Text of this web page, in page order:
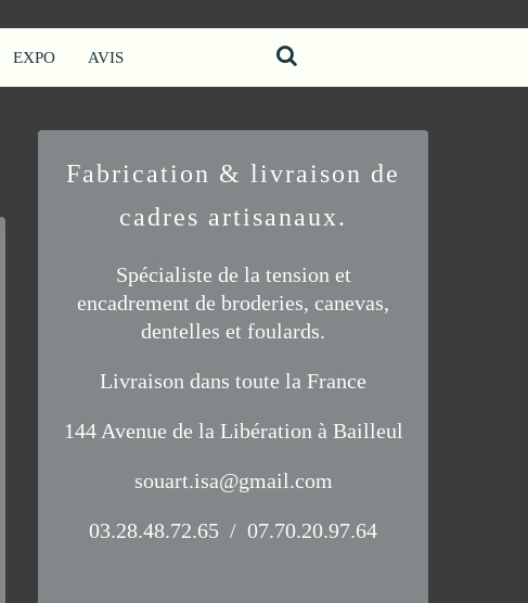
EXPO AVIS
Fabrication & livraison de
cadres artisanaux.
Spécialiste de la tension et
encadrement de broderies, canevas,
dentelles et foulards.
Livraison dans toute la France
144 Avenue de la Libération à Bailleul
souart.isa@gmail.com
03.28.48.72.65 / 07.70.20.97.64